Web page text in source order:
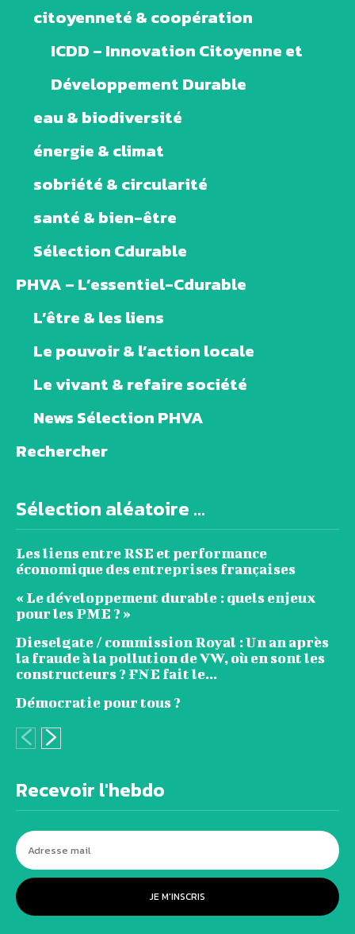
citoyenneté & coopération
ICDD – Innovation Citoyenne et
Développement Durable
eau & biodiversité
énergie & climat
sobriété & circularité
santé & bien-être
Sélection Cdurable
PHVA – L’essentiel-Cdurable
L’être & les liens
Le pouvoir & l’action locale
Le vivant & refaire société
News Sélection PHVA
Rechercher
Sélection aléatoire ...
Les liens entre RSE et performance
économique des entreprises françaises
« Le développement durable : quels enjeux
pour les PME ? »
Dieselgate / commission Royal : Un an après
la fraude à la pollution de VW, où en sont les
constructeurs ? FNE fait le...
Démocratie pour tous ?
Recevoir l'hebdo
JE M'INSCRIS